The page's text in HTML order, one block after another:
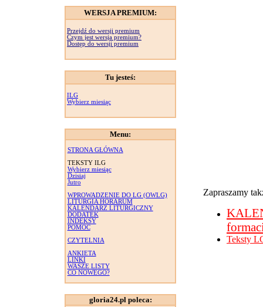
WERSJA PREMIUM:
Przejdź do wersji premium
Czym jest wersja premium?
Dostęp do wersji premium
Tu jesteś:
ILG
Wybierz miesiąc
Menu:
STRONA GŁÓWNA
TEKSTY ILG
Wybierz miesiąc
Dzisiaj
Jutro
WPROWADZENIE DO LG (OWLG)
LITURGIA HORARUM
KALENDARZ LITURGICZNY
DODATEK
INDEKSY
POMOC
CZYTELNIA
ANKIETA
LINKI
WASZE LISTY
CO NOWEGO?
gloria24.pl poleca:
Zapraszamy
Teksty